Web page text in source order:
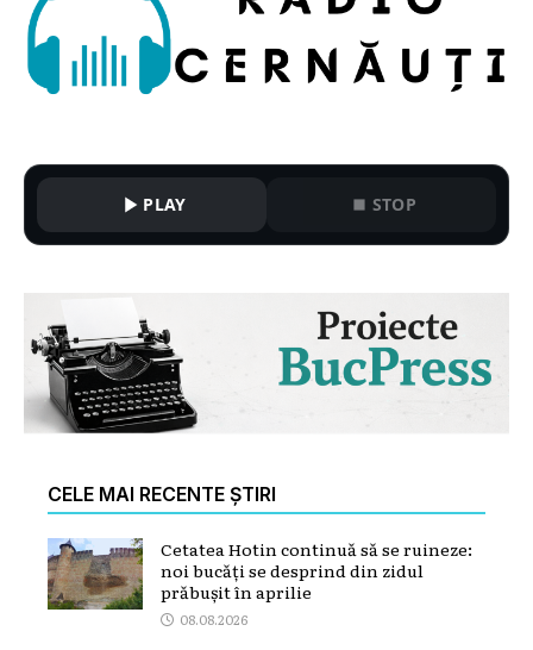
PLAY STOP
CELE MAI RECENTE ȘTIRI
Cetatea Hotin continuă să se ruineze:
noi bucăți se desprind din zidul
prăbușit în aprilie
08.08.2026